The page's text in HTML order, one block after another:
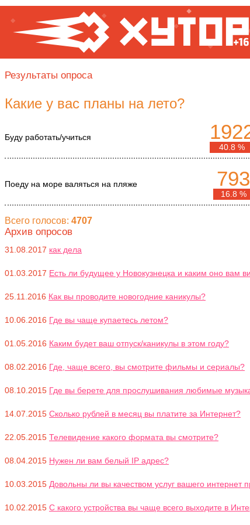
Результаты опроса
Какие у вас планы на лето?
Буду работать/учиться
40.8 %
Поеду на море валяться на пляже 793
16.8 %
Всего голосов: 4707
Архив опросов
31.08.2017 как дела
01.03.2017 Есть ли будущее у Новокузнецка и каким оно вам
25.11.2016 Как вы проводите новогодние каникулы?
10.06.2016 Где вы чаще купаетесь летом?
01.05.2016 Каким будет ваш отпуск/каникулы в этом году?
08.02.2016 Где, чаще всего, вы смотрите фильмы и сериалы?
08.10.2015 Где вы берете для прослушивания любимые
14.07.2015 Сколько рублей в месяц вы платите за Интернет?
22.05.2015 Телевидение какого формата вы смотрите?
08.04.2015 Нужен ли вам белый IP адрес?
10.03.2015 Довольны ли вы качеством услуг вашего интернет
10.02.2015 С какого устройства вы чаще всего выходите в